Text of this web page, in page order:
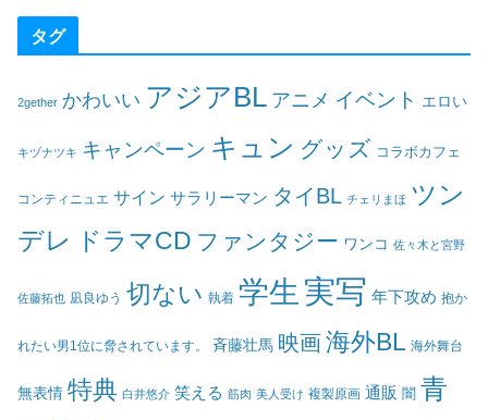
タグ
2gether かわいい アジアBL アニメ イベント エロい
キヅナツキ キャンペーン キュン グッズ コラボカフェ
コンティニュエ サイン サラリーマン タイBL チェリまほ ツン
デレ ドラマCD ファンタジー ワンコ 佐々木と宮野
佐藤拓也 凪良ゆう 切ない 執着 学生 実写 年下攻め 抱か
れたい男1位に脅されています。 斉藤壮馬 映画海外BL 海外舞台
無表情 特典 白井悠介 笑える 筋肉 美人受け 複製原画 通販 闇 青